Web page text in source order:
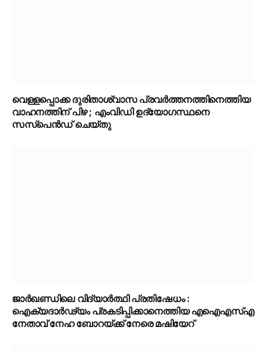
വെള്ളപ്പൊക്ക ദുരിതാശ്വാസ പ്രവർത്തനത്തിനെത്തിയ
വാഹനത്തിന് പിഴ ; എംവിഡി ഉദ്യോഗസ്ഥനെ
സസ്‌പെൻഡ് ചെയ്തു
ജാർഖണ്ഡിലെ വിദ്യാർത്ഥി പ്രതിഷേധം :
ഐക്യദാർഢ്യം പ്രകടിപ്പിക്കാനെത്തിയ എഐഎസ്എ
നേതാവ് നേഹ ബോറയ്ക്ക് നേരെ മഷിയേറ്